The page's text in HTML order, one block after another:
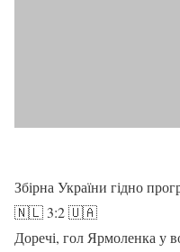
Збірна України гідно
🇳🇱 3:2 🇺🇦
Доречі, гол Ярмоленка у